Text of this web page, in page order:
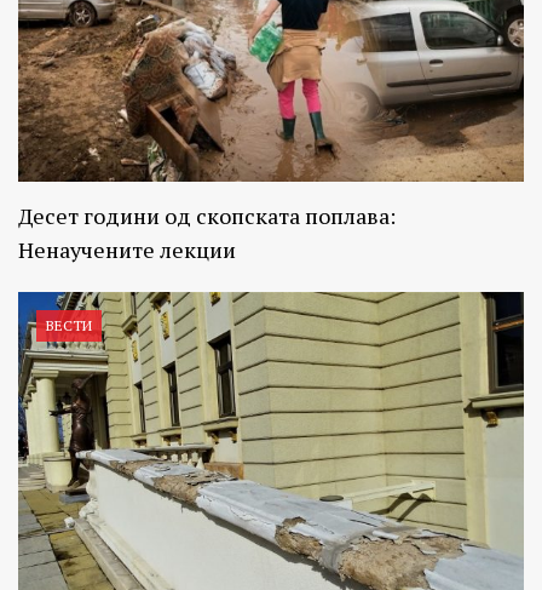
Десет години од скопската поплава:
Ненаучените лекции
ВЕСТИ